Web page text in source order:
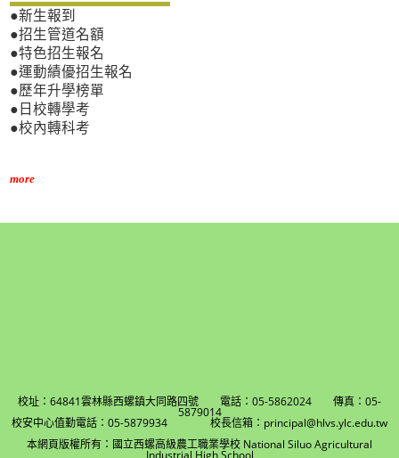
●新生報到
●招生管道名額
●特色招生報名
●運動績優招生報名
●歷年升學榜單
●日校轉學考
●校內轉科考
more
校址：64841雲林縣西螺鎮大同路四號 電話：05-5862024 傳真：05-
5879014
校安中心值勤電話：05-5879934 校長信箱：principal@hlvs.ylc.edu.tw
本網頁版權所有：國立西螺高級農工職業學校 National Siluo Agricultural
Industrial High School